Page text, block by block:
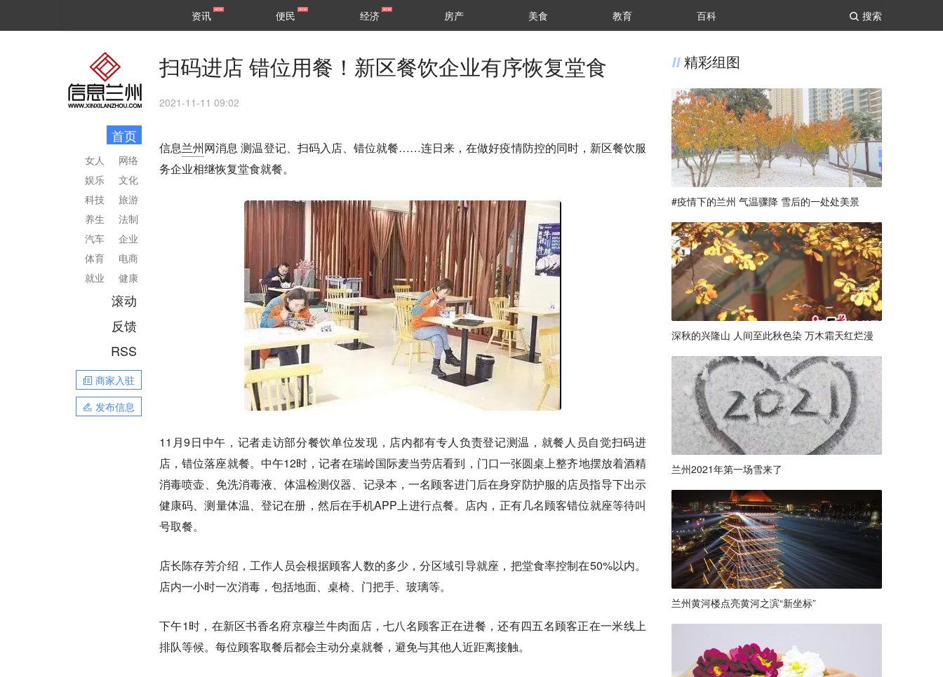
搜索
区县
资讯 便民 经济 房产 美食 教育 百科
首页
网络
文化
旅游
法制
企业
电商
健康
女人
娱乐
科技
养生
汽车
体育
就业
滚动
反馈
RSS
商家入驻
发布信息
扫码进店 错位用餐！新区餐饮企业有序恢复堂食
2021-11-11 09:02
信息兰州网消息 测温登记、扫码入店、错位就餐……连日来，在做好疫情防控的同时，新区餐饮服
务企业相继恢复堂食就餐。
11月9日中午，记者走访部分餐饮单位发现，店内都有专人负责登记测温，就餐人员自觉扫码进
店，错位落座就餐。中午12时，记者在瑞岭国际麦当劳店看到，门口一张圆桌上整齐地摆放着酒精
消毒喷壶、免洗消毒液、体温检测仪器、记录本，一名顾客进门后在身穿防护服的店员指导下出示
健康码、测量体温、登记在册，然后在手机APP上进行点餐。店内，正有几名顾客错位就座等待叫
号取餐。
店长陈存芳介绍，工作人员会根据顾客人数的多少，分区域引导就座，把堂食率控制在50%以内。
店内一小时一次消毒，包括地面、桌椅、门把手、玻璃等。
下午1时，在新区书香名府京穆兰牛肉面店，七八名顾客正在进餐，还有四五名顾客正在一米线上
排队等候。每位顾客取餐后都会主动分桌就餐，避免与其他人近距离接触。
精彩组图
#疫情下的兰州 气温骤降 雪后的一处处美景
深秋的兴隆山 人间至此秋色染 万木霜天红烂漫
兰州2021年第一场雪来了
兰州黄河楼点亮黄河之滨“新坐标”